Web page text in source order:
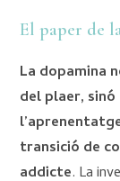
El paper de
La dopamina
del plaer,
transició de
addicte. La